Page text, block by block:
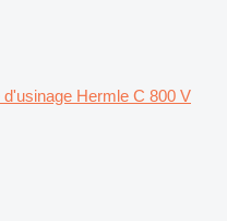
d'usinage Hermle C 800 V